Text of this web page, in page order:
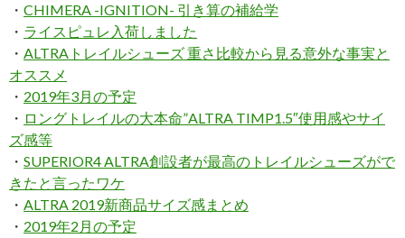
・ CHIMERA -IGNITION- 引き算の補給学
・ ライスピュレ入荷しました
・ ALTRAトレイルシューズ 重さ比較から見る意外な事実と
オススメ
・ 2019年3月の予定
・ ロングトレイルの大本命”ALTRA TIMP1.5″使用感やサイ
ズ感等
・ SUPERIOR4 ALTRA創設者が最高のトレイルシューズがで
きたと言ったワケ
・ ALTRA 2019新商品サイズ感まとめ
・ 2019年2月の予定